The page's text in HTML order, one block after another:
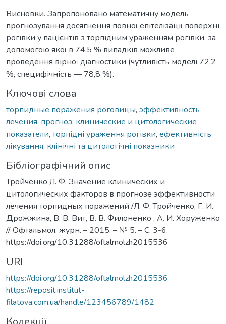
Висновки. Запропоновано математичну модель
прогнозування досягнення повної епітелізації поверхні
рогівки у пацієнтів з торпідним ураженням рогівки, за
допомогою якої в 74,5 % випадків можливе
проведення вірної діагностики (чутливість моделі 72,2
%, специфічність — 78,8 %).
Ключові слова
торпидные поражения роговицы, эффективность
лечения, прогноз, клинические и цитологические
показатели, торпідні ураження рогівки, ефективність
лікування, клінічні та цитологічні показники
Бібліографічний опис
Тройченко Л. Ф, Значение клинических и
цитологических факторов в прогнозе эффективности
лечения торпидных поражений /Л. Ф. Тройченко, Г. И.
Дрожжина, В. В. Вит, В. В. Филоненко , А. И. Хоруженко
// Офтальмол. журн. – 2015. – № 5. – С. 3-6.
https://doi.org/10.31288/oftalmolzh2015536
URI
https://doi.org/10.31288/oftalmolzh2015536
https://reposit.institut-
filatova.com.ua/handle/123456789/1482